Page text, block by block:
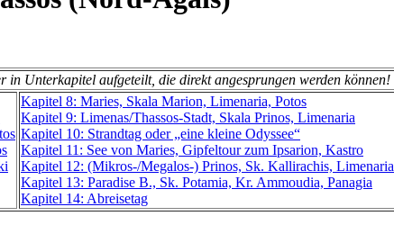
Unterkapitel aufgeteilt, die direkt angesprungen werden können!
Kapitel 8: Maries, Skala Marion, Limenaria, Potos
Kapitel 9: Limenas/Thassos-Stadt, Skala Prinos, Limenaria
Kapitel 10: Strandtag oder „eine kleine Odyssee“
Kapitel 11: See von Maries, Gipfeltour zum Ipsarion, Kastro
Kapitel 12: (Mikros-/Megalos-) Prinos, Sk. Kallirachis, Limenaria
Kapitel 13: Paradise B., Sk. Potamia, Kr. Ammoudia, Panagia
Kapitel 14: Abreisetag